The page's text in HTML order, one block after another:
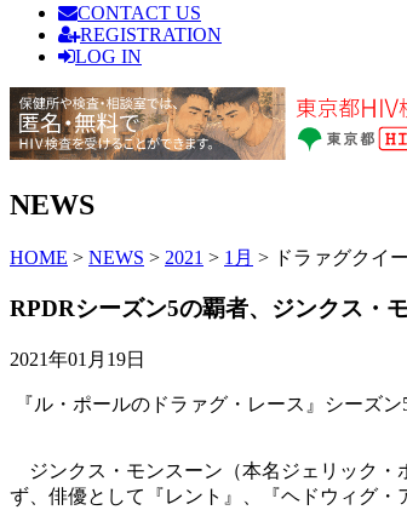
CONTACT US
REGISTRATION
LOG IN
NEWS
HOME > NEWS > 2021 > 1月 > ドラァグクイ
RPDRシーズン5の覇者、ジンクス・
2021年01月19日
『ル・ポールのドラァグ・レース』シーズ
ジンクス・モンスーン（本名ジェリック・
ず、俳優として『レント』、『ヘドウィグ